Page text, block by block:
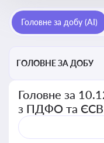
Головне за добу (AI)
ГОЛОВНЕ ЗА ДОБУ
Головне за
з ПДФО та ЄСВ